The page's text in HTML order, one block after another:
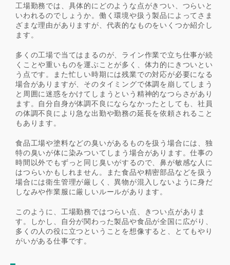
工場勤務では、具体的にどのような点がきつい、つらいと
いわれるのでしょうか。働く環境や扱う製品によってさま
ざまな理由がありますが、代表的なものをいくつか紹介し
ます。
多くの工場で当てはまるのが、ライン作業で立ち仕事が続
くことや重いものを運ぶことが多く、体力的にきついとい
う点です。また忙しい時期には残業での対応が必要になる
場合がありますが、そのタイミングで体調を崩してしまう
と周囲に迷惑をかけてしまうという精神的なつらさがあり
ます。自分自身が体調不良にならなかったとしても、社員
の体調不良により急な出勤や勤務の延長を依頼されること
もあります。
食品工場や塗料などの臭いがあるものを扱う場合には、独
特の臭いが体に染みついてしまう場合があります。仕事の
時間以外でもずっと同じ臭いがするので、鼻が敏感な人に
はつらいかもしれません。また食品や精密部品などを扱う
場合には衛生管理が厳しく、異物が混入しないように身だ
しなみや作業服に厳しいルールがあります。
このように、工場勤務ではつらい点、きつい点がありま
す。しかし、自分が関わった製品や食品が全国に広がり、
多くの人の役に立つということを想像すると、とてもやり
がいがある仕事です。